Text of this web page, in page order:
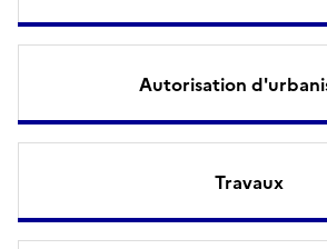
Autorisation
Travaux